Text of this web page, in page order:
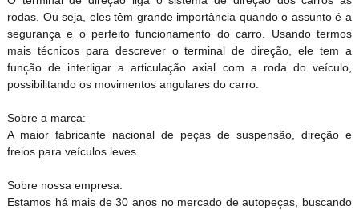
rodas. Ou seja, eles têm grande importância quando o assunto é a
segurança e o perfeito funcionamento do carro. Usando termos
mais técnicos para descrever o terminal de direção, ele tem a
função de interligar a articulação axial com a roda do veículo,
possibilitando os movimentos angulares do carro.
Sobre a marca:
A maior fabricante nacional de peças de suspensão, direção e
freios para veículos leves.
Sobre nossa empresa:
Estamos há mais de 30 anos no mercado de autopeças, buscando